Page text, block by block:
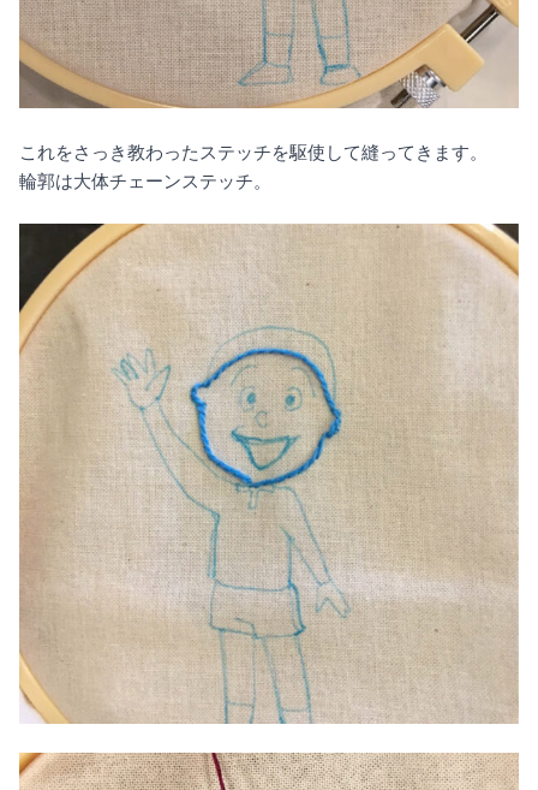
これをさっき教わったステッチを駆使して縫ってきます。
輪郭は大体チェーンステッチ。